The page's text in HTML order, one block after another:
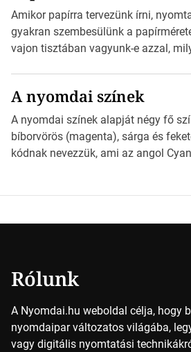
esetben konzultáljunk a nyomdával,
nyomdai előkészítést!Nehogy az
derüljön ki, hogy valamit másképp
Amikor papírra tervezünk írni,
gyakran szembesülünk a
vajon tisztában vagyunk-e azzal,
*Hirdetés Ebben a cikkben a
világába kalauzolunk el téged, hogy
milyen szempontok alapján
jövőben. Bevezetés a papírméretek
A nyomdai színek
A nyomdai színek alapját négy fő
bíborvörös (magenta), sárga és
kódnak nevezzük, ami az angol
Rólunk
A Nyomdai.hu weboldal célja, hogy
nyomdaipar változatos világába,
vagy digitális nyomtatási